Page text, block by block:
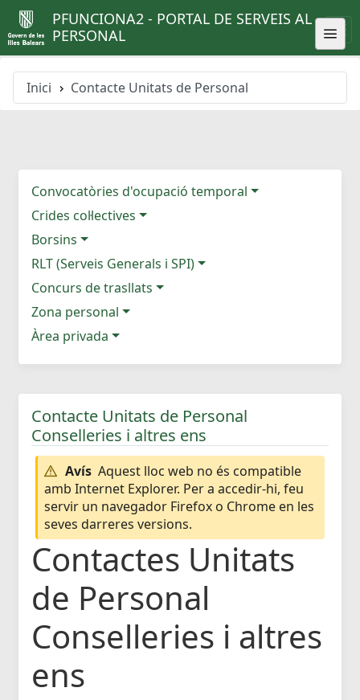
PFUNCIONA2 - PORTAL DE SERVEIS AL
PERSONAL
Inici Contacte Unitats de Personal
Convocatòries d'ocupació temporal
Crides col·lectives
Borsins
RLT (Serveis Generals i SPI)
Concurs de trasllats
Zona personal
Àrea privada
Contacte Unitats de Personal
Conselleries i altres ens
Avís Aquest lloc web no és compatible
amb Internet Explorer. Per a accedir-hi, feu
servir un navegador Firefox o Chrome en les
seves darreres versions.
Contactes Unitats
de Personal
Conselleries i altres
ens